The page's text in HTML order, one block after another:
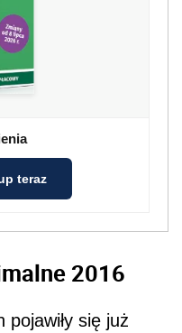
teraz
2016
się już